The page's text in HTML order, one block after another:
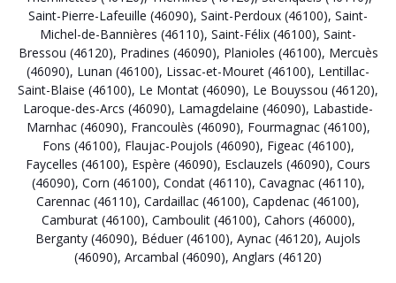
Saint-Pierre-Lafeuille (46090), Saint-Perdoux (46100), Saint-
Michel-de-Bannières (46110), Saint-Félix (46100), Saint-
Bressou (46120), Pradines (46090), Planioles (46100), Mercuès
(46090), Lunan (46100), Lissac-et-Mouret (46100), Lentillac-
Saint-Blaise (46100), Le Montat (46090), Le Bouyssou (46120),
Laroque-des-Arcs (46090), Lamagdelaine (46090), Labastide-
Marnhac (46090), Francoulès (46090), Fourmagnac (46100),
Fons (46100), Flaujac-Poujols (46090), Figeac (46100),
Faycelles (46100), Espère (46090), Esclauzels (46090), Cours
(46090), Corn (46100), Condat (46110), Cavagnac (46110),
Carennac (46110), Cardaillac (46100), Capdenac (46100),
Camburat (46100), Camboulit (46100), Cahors (46000),
Berganty (46090), Béduer (46100), Aynac (46120), Aujols
(46090), Arcambal (46090), Anglars (46120)